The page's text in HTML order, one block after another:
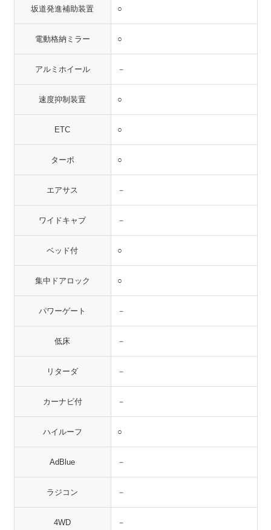
坂道発進補助装置 ○
電動格納ミラー ○
アルミホイール －
速度抑制装置 ○
ETC ○
ターボ ○
エアサス －
ワイドキャブ －
ベッド付 ○
集中ドアロック ○
パワーゲート －
低床 －
リターダ －
カーナビ付 －
ハイルーフ ○
AdBlue －
ラジコン －
4WD －